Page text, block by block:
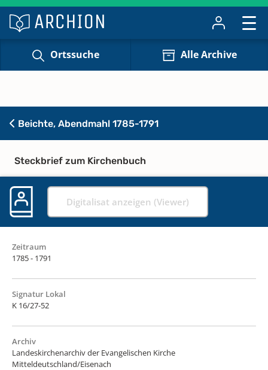
Ortssuche Alle Archive
Beichte, Abendmahl 1785-1791
Steckbrief zum Kirchenbuch
Digitalisat anzeigen (Viewer)
Zeitraum
1785 - 1791
Signatur Lokal
K 16/27-52
Archiv
Landeskirchenarchiv der Evangelischen Kirche
Mitteldeutschland/Eisenach